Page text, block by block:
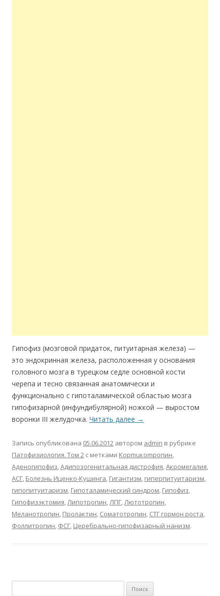
Гипофиз (мозговой придаток, питуитарная железа) —
это эндокринная железа, расположенная у основания
головного мозга в турецком седле основной кости
черепа и тесно связанная анатомически и
функционально с гипоталамической областью мозга
гипофизарной (инфундибулярной) ножкой — выростом
воронки III желудочка. Читать далее →
Запись опубликована 05.06.2012 автором admin в рубрике
Патофизиология. Том 2 с метками Kopmuкompoпин,
Аденогипофиз,Адипозогенитальная дистрофия,Акромегалия,
АСГ, Болезнь Иценко-Кушинга, Гигантизм, гиперпитуитаризм,
гипопитуитаризм, Гипоталамический синдром, Гипофиз,
Гипофизэктомия,Липотропин,ЛПГ,Лютотропин,
Меланотропин, Пролактин, Соматотропин, СТГ гормон роста,
Фоллитропин, ФСГ, Церебрально-гипофизарный нанизм.